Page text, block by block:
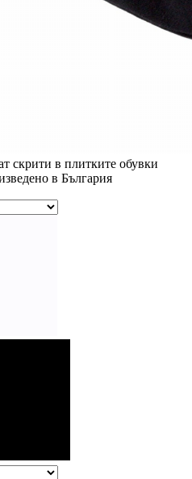
скрити в плитките обувки
в България